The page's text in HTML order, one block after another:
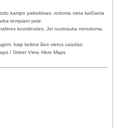
kampo pakeitimas; rodoma vieta keičiama
tempiant pele.
koordinates. Jei nuotrauka nerodoma,
kaip keitėsi šios vietos vaizdas.
/ Street View, Here Maps